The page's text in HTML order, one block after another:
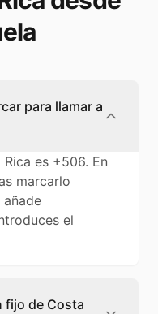
para llamar a
es +506. En
marcarlo
añade
el
fijo de Costa